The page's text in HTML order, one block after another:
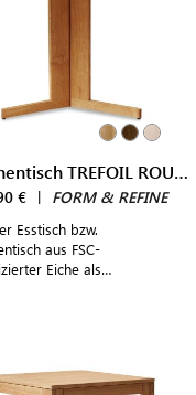
Küchentisch TREFOIL ROUND TABLE
€ | FORM & REFINE
Esstisch bzw.
aus FSC-
Eiche als